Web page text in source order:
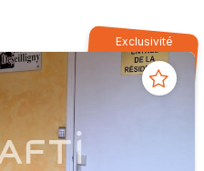
Exclusivité